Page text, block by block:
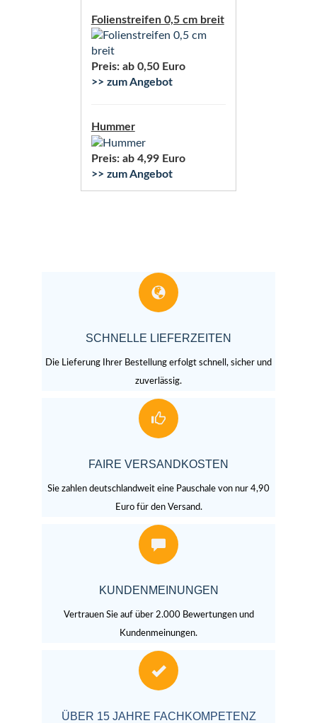
Folienstreifen 0,5 cm breit
Preis: ab 0,50 Euro
>> zum Angebot
Hummer
Preis: ab 4,99 Euro
>> zum Angebot
SCHNELLE LIEFERZEITEN
Die Lieferung Ihrer Bestellung erfolgt schnell, sicher und
zuverlässig.
FAIRE VERSANDKOSTEN
Sie zahlen deutschlandweit eine Pauschale von nur 4,90
Euro für den Versand.
KUNDENMEINUNGEN
Vertrauen Sie auf über 2.000 Bewertungen und
Kundenmeinungen.
ÜBER 15 JAHRE FACHKOMPETENZ